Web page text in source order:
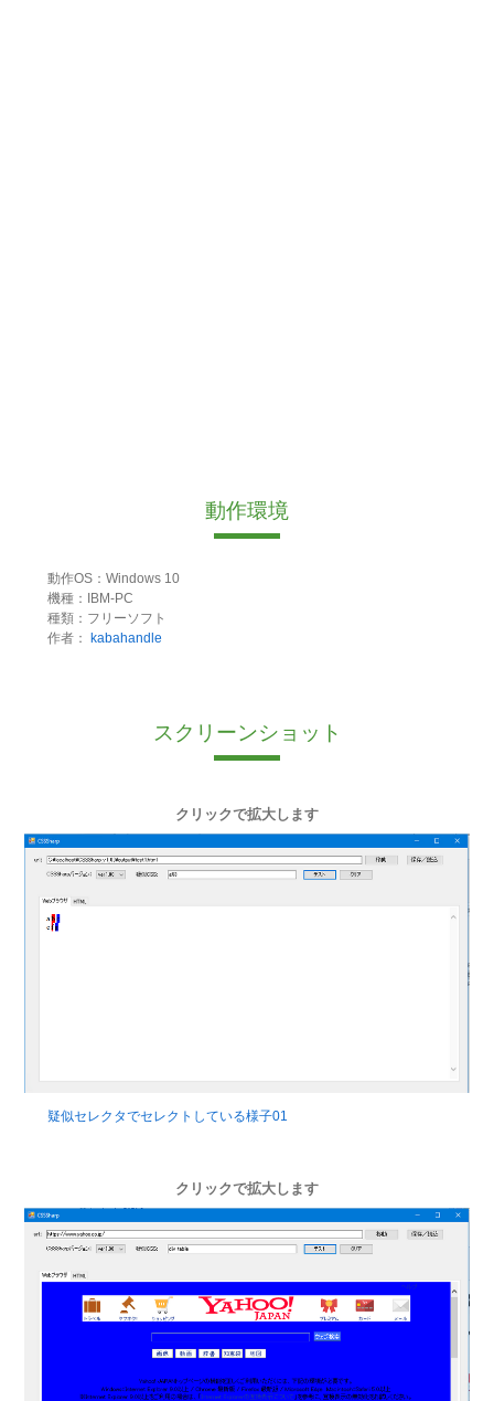
動作環境
動作OS：Windows 10
機種：IBM-PC
種類：フリーソフト
作者：
kabahandle
スクリーンショット
クリックで拡大します
疑似セレクタでセレクトしている様子01
クリックで拡大します